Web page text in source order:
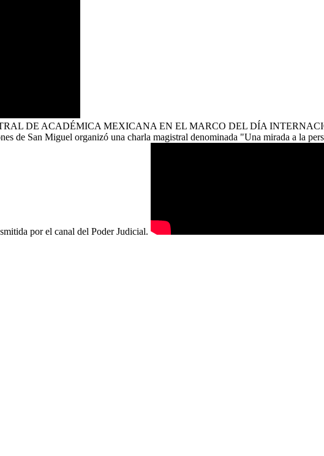
DE ACADÉMICA MEXICANA EN EL MARCO DEL DÍA
de San Miguel organizó una charla magistral denominada "Una mirada a la
por el canal del Poder Judicial.